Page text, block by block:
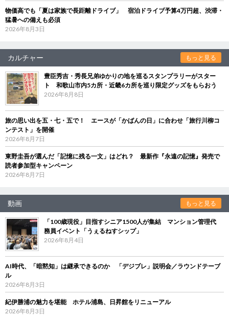
物価高でも「夏は家族で長距離ドライブ」 宿泊ドライブ予算4万円超、渋滞・
猛暑への備えも必須
2026年8月3日
カルチャー もっと見る
豊臣秀吉・秀長兄弟ゆかりの地を巡るスタンプラリーがスター
ト 和歌山市内5カ所・近畿6カ所を巡り限定グッズをもらおう
2026年8月8日
旅の思い出を五・七・五で！ エースが「かばんの日」に合わせ「旅行川柳コ
ンテスト」を開催
2026年8月7日
東野圭吾が選んだ「記憶に残る一文」はどれ？ 最新作『永遠の記憶』発売で
読者参加型キャンペーン
2026年8月7日
動画 もっと見る
「100歳現役」目指すシニア1500人が集結 マンション管理代
務員イベント「うぇるねすシップ」
2026年8月4日
AI時代、「暗黙知」は継承できるのか 「デジブレ」説明会／ラウンドテーブ
ル
2026年8月3日
紀伊勝浦の魅力を堪能 ホテル浦島、日昇館をリニューアル
2026年8月3日